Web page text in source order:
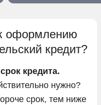
оформлению
кредит?
кредита.
нужно?
срок, тем ниже